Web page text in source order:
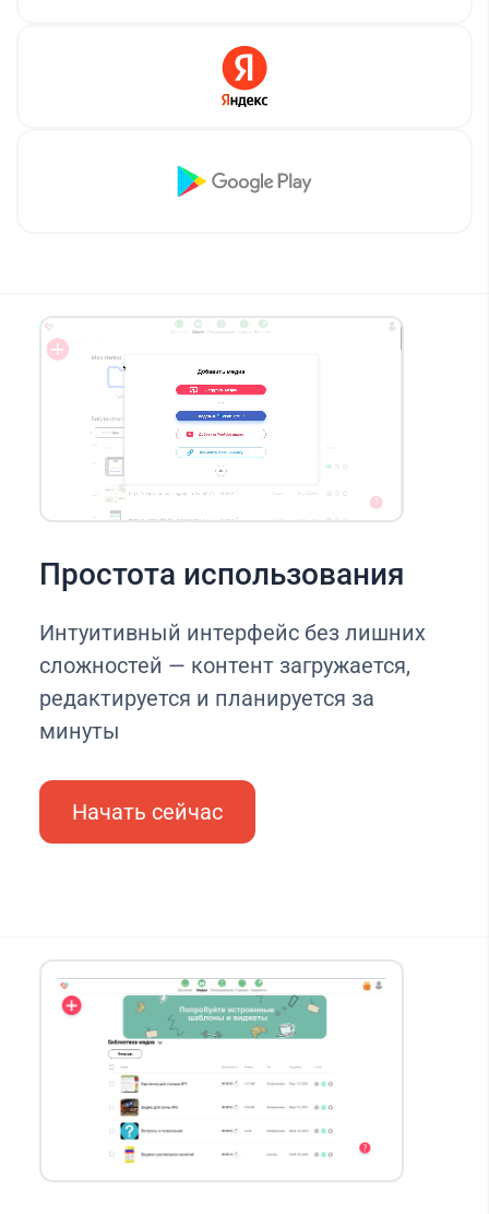
Простота использования
Интуитивный интерфейс без лишних
сложностей — контент загружается,
редактируется и планируется за
минуты
Начать сейчас